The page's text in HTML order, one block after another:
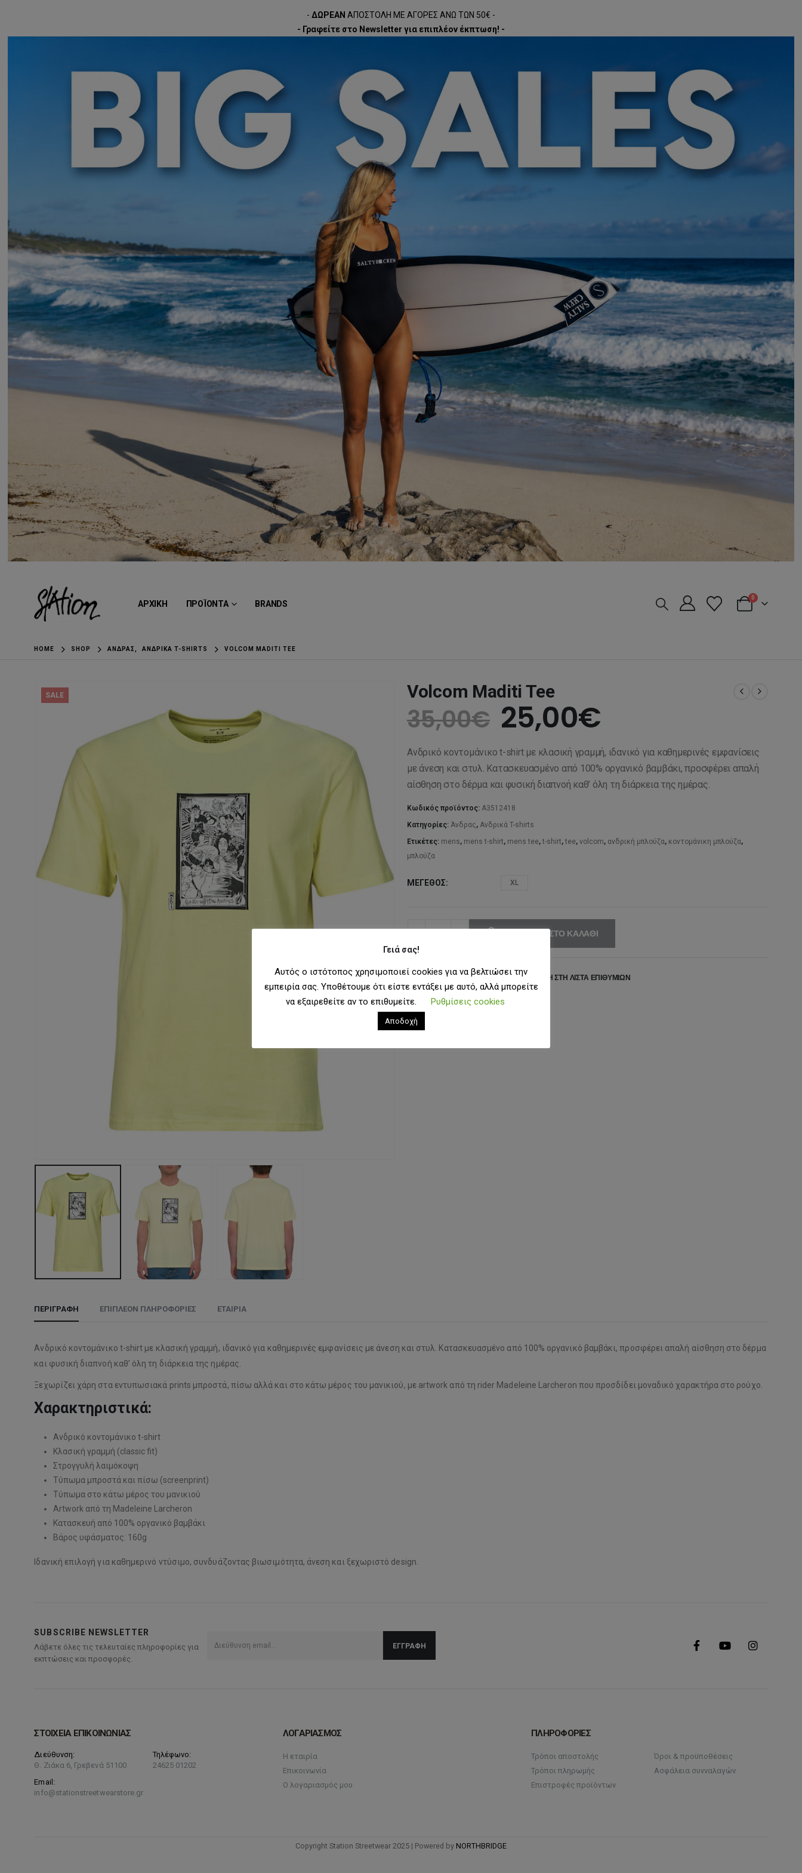
- ΔΩΡΕΑΝ ΑΠΟΣΤΟΛΗ ΜΕ ΑΓΟΡΕΣ ΑΝΩ ΤΩΝ 50€ -
- Γραφείτε στο Newsletter για επιπλέον έκπτωση! -
ΑΡΧΙΚΗ ΠΡΟΪΟΝΤΑ BRANDS
0
HOME SHOP ΆΝΔΡΑΣ ΑΝΔΡΙΚΆ T-SHIRTS VOLCOM MADITI TEE
SALE Volcom Maditi Tee
35,00€ Original
price
was:
35,00€.
25,00€
τρέχουσα
τιμή
είναι:
25,00€.
Ανδρικό κοντομάνικο t-shirt με κλασική γραμμή, ιδανικό για καθημερινές εμφανίσεις
με άνεση και στυλ. Κατασκευασμένο από 100% οργανικό βαμβάκι, προσφέρει απαλή
αίσθηση στο δέρμα και φυσική διαπνοή καθ’ όλη τη διάρκεια της ημέρας.
Κωδικός προϊόντος: A3512418
Κατηγορίες: Άνδρας, Ανδρικά T-shirts
Ετικέτες: mens, mens t-shirt, mens tee, t-shirt, tee, volcom, ανδρική μπλούζα, κοντομάνικη μπλούζα,
μπλούζα
ΜΈΓΕΘΟΣ XL
ΠΡΟΣΘΉΚΗ ΣΤΟ ΚΑΛΆΘΙ
ΠΡΟΣΘΉΚΗ ΣΤΗ ΛΊΣΤΑ ΕΠΙΘΥΜΙΏΝ
ΠΕΡΙΓΡΑΦΉ ΕΠΙΠΛΈΟΝ ΠΛΗΡΟΦΟΡΊΕΣ ΕΤΑΙΡΊΑ
Ανδρικό κοντομάνικο t-shirt με κλασική γραμμή, ιδανικό για καθημερινές εμφανίσεις με άνεση και στυλ. Κατασκευασμένο από 100% οργανικό βαμβάκι, προσφέρει απαλή αίσθηση στο δέρμα
και φυσική διαπνοή καθ’ όλη τη διάρκεια της ημέρας.
Ξεχωρίζει χάρη στα εντυπωσιακά prints μπροστά, πίσω αλλά και στο κάτω μέρος του μανικιού, με artwork από τη rider Madeleine Larcheron που προσδίδει μοναδικό χαρακτήρα στο ρούχο.
Χαρακτηριστικά:
Ανδρικό κοντομάνικο t-shirt
Κλασική γραμμή (classic fit)
Στρογγυλή λαιμόκοψη
Τύπωμα μπροστά και πίσω (screenprint)
Τύπωμα στο κάτω μέρος του μανικιού
Artwork από τη Madeleine Larcheron
Κατασκευή από 100% οργανικό βαμβάκι
Βάρος υφάσματος: 160g
Ιδανική επιλογή για καθημερινό ντύσιμο, συνδυάζοντας βιωσιμότητα, άνεση και ξεχωριστό design.
SUBSCRIBE NEWSLETTER
Λάβετε όλες τις τελευταίες πληροφορίες για
εκπτώσεις και προσφορές.
ΣΤΟΙΧΕΙΑ ΕΠΙΚΟΙΝΩΝΙΑΣ
Διεύθυνση:
Θ. Ζιάκα 6, Γρεβενά 51100
Τηλέφωνο:
24625 01202
Email:
info@stationstreetwearstore.gr
ΛΟΓΑΡΙΑΣΜΟΣ
Η εταιρία
Επικοινωνία
Ο λογαριασμός μου
ΠΛΗΡΟΦΟΡΙΕΣ
Τρόποι αποστολής
Τρόποι πληρωμής
Επιστροφές προϊόντων
Όροι & προϋποθέσεις
Ασφάλεια συνναλαγών
Copyright Station Streetwear 2025 | Powered by NORTHBRIDGE
Γειά σας!
Αυτός ο ιστότοπος χρησιμοποιεί cookies για να βελτιώσει την
εμπειρία σας. Υποθέτουμε ότι είστε εντάξει με αυτό, αλλά μπορείτε
να εξαιρεθείτε αν το επιθυμείτε.
Ρυθμίσεις cookies
Αποδοχή